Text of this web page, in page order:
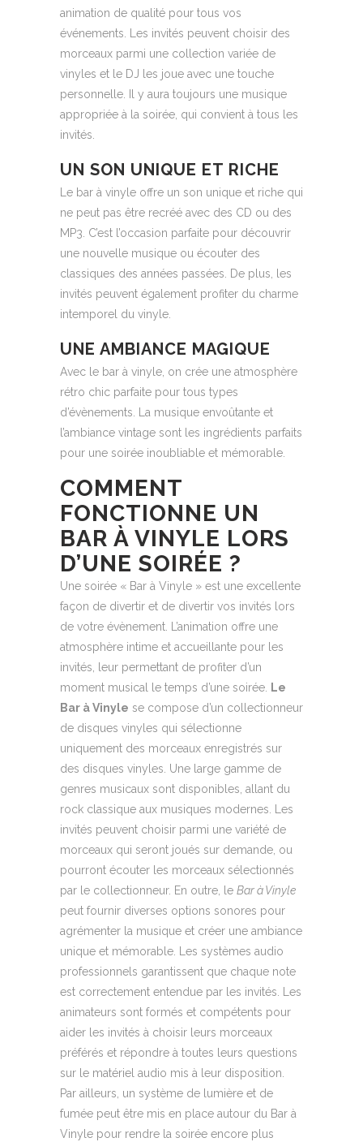
animation de qualité pour tous vos
événements. Les invités peuvent choisir des
morceaux parmi une collection variée de
vinyles et le DJ les joue avec une touche
personnelle. Il y aura toujours une musique
appropriée à la soirée, qui convient à tous les
invités.
UN SON UNIQUE ET RICHE
Le bar à vinyle offre un son unique et riche qui
ne peut pas être recréé avec des CD ou des
MP3. C’est l’occasion parfaite pour découvrir
une nouvelle musique ou écouter des
classiques des années passées. De plus, les
invités peuvent également profiter du charme
intemporel du vinyle.
UNE AMBIANCE MAGIQUE
Avec le bar à vinyle, on crée une atmosphère
rétro chic parfaite pour tous types
d’évènements. La musique envoûtante et
l’ambiance vintage sont les ingrédients parfaits
pour une soirée inoubliable et mémorable.
COMMENT
FONCTIONNE UN
BAR À VINYLE LORS
D’UNE SOIRÉE ?
Une soirée « Bar à Vinyle » est une excellente
façon de divertir et de divertir vos invités lors
de votre évènement. L’animation offre une
atmosphère intime et accueillante pour les
invités, leur permettant de profiter d’un
moment musical le temps d’une soirée.
Le
Bar à Vinyle se compose d’un collectionneur
de disques vinyles qui sélectionne
uniquement des morceaux enregistrés sur
des disques vinyles. Une large gamme de
genres musicaux sont disponibles, allant du
rock classique aux musiques modernes. Les
invités peuvent choisir parmi une variété de
morceaux qui seront joués sur demande, ou
pourront écouter les morceaux sélectionnés
par le collectionneur. En outre, le Bar à Vinyle
peut fournir diverses options sonores pour
agrémenter la musique et créer une ambiance
unique et mémorable. Les systèmes audio
professionnels garantissent que chaque note
est correctement entendue par les invités. Les
animateurs sont formés et compétents pour
aider les invités à choisir leurs morceaux
préférés et répondre à toutes leurs questions
sur le matériel audio mis à leur disposition.
Par ailleurs, un système de lumière et de
fumée peut être mis en place autour du Bar à
Vinyle pour rendre la soirée encore plus